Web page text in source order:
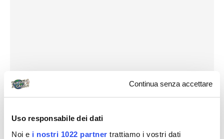
Continua senza accettare
Uso responsabile dei dati
Noi e i nostri 1022 partner trattiamo i vostri dati